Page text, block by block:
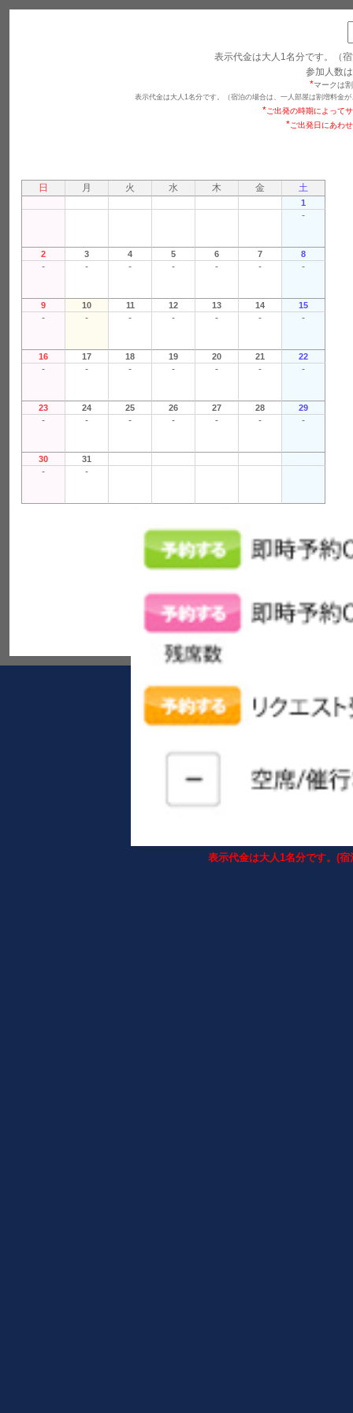
表示代金は大人1名分です。（
参加人数は
*マークは
表示代金は大人1名分です。（宿泊の場合は、一人部屋は割増料金
*ご出発の時期によって
*ご出発日にあわ
日 月 火 水 木 金 土
1
-
2 3 4 5 6 7 8
- - - - - - -
9 10 11 12 13 14 15
- - - - - - -
16 17 18 19 20 21 22
- - - - - - -
23 24 25 26 27 28 29
- - - - - - -
30 31
- -
表示代金は大人1名分です。(